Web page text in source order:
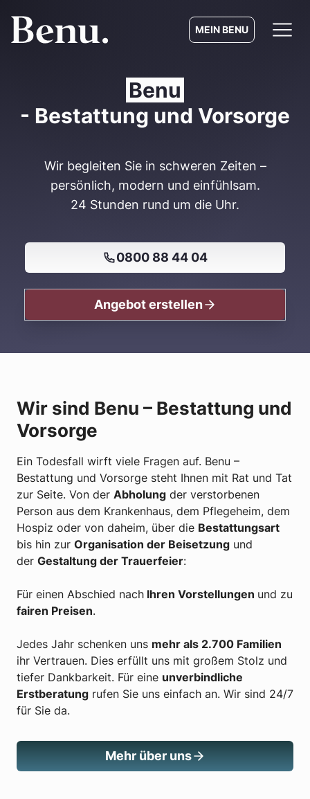
MEIN BENU
Benu
- Bestattung und Vorsorge
Wir begleiten Sie in schweren Zeiten –
persönlich, modern und einfühlsam.
24 Stunden rund um die Uhr.
0800 88 44 04
Angebot erstellen
Wir sind Benu – Bestattung und
Vorsorge
Ein Todesfall wirft viele Fragen auf. Benu –
Bestattung und Vorsorge steht Ihnen mit Rat und Tat
zur Seite. Von der Abholung der verstorbenen
Person aus dem Krankenhaus, dem Pflegeheim, dem
Hospiz oder von daheim, über die Bestattungsart
bis hin zur Organisation der Beisetzung und
der Gestaltung der Trauerfeier:
Für einen Abschied nach Ihren Vorstellungen und zu
fairen Preisen.
Jedes Jahr schenken uns mehr als 2.700 Familien
ihr Vertrauen. Dies erfüllt uns mit großem Stolz und
tiefer Dankbarkeit. Für eine unverbindliche
Erstberatung rufen Sie uns einfach an. Wir sind 24/7
für Sie da.
Mehr über uns